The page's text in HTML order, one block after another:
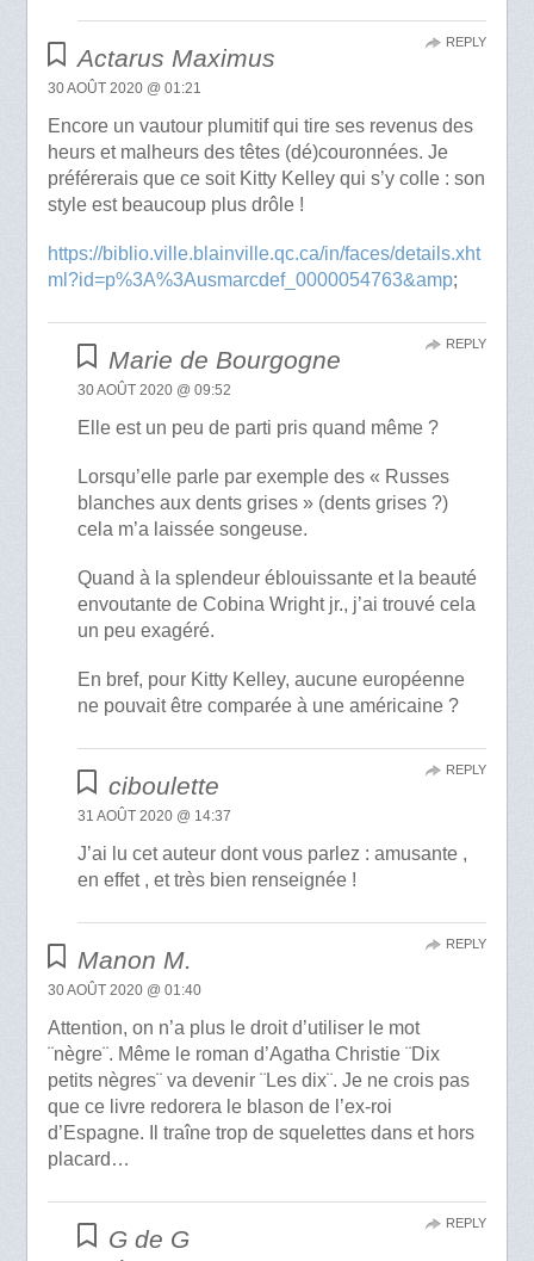
Actarus Maximus
30 AOÛT 2020 @ 01:21
Encore un vautour plumitif qui tire ses revenus des
heurs et malheurs des têtes (dé)couronnées. Je
préférerais que ce soit Kitty Kelley qui s’y colle : son
style est beaucoup plus drôle !
https://biblio.ville.blainville.qc.ca/in/faces/details.xht
ml?id=p%3A%3Ausmarcdef_0000054763&amp;
REPLY
Marie de Bourgogne
30 AOÛT 2020 @ 09:52
Elle est un peu de parti pris quand même ?
Lorsqu’elle parle par exemple des « Russes
blanches aux dents grises » (dents grises ?)
cela m’a laissée songeuse.
Quand à la splendeur éblouissante et la beauté
envoutante de Cobina Wright jr., j’ai trouvé cela
un peu exagéré.
En bref, pour Kitty Kelley, aucune européenne
ne pouvait être comparée à une américaine ?
REPLY
ciboulette
31 AOÛT 2020 @ 14:37
J’ai lu cet auteur dont vous parlez : amusante ,
en effet , et très bien renseignée !
REPLY
Manon M.
30 AOÛT 2020 @ 01:40
Attention, on n’a plus le droit d’utiliser le mot
¨nègre¨. Même le roman d’Agatha Christie ¨Dix
petits nègres¨ va devenir ¨Les dix¨. Je ne crois pas
que ce livre redorera le blason de l’ex-roi
d’Espagne. Il traîne trop de squelettes dans et hors
placard…
REPLY
G de G
REPLY